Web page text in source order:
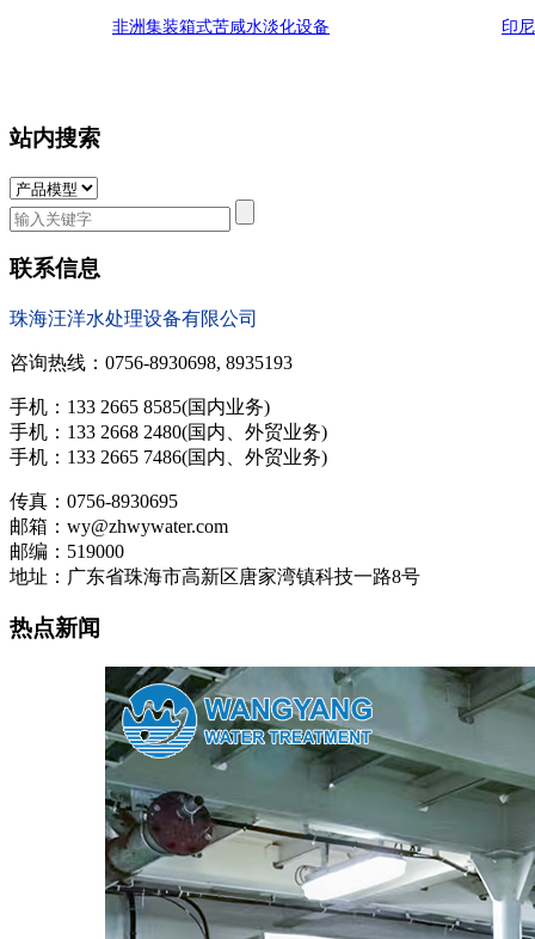
非洲集装箱式苦咸水淡化设备 印
站内搜索
联系信息
珠海汪洋水处理设备有限公司
咨询热线：0756-8930698, 8935193
手机：133 2665 8585(国内业务)
手机：133 2668 2480(国内、外贸业务)
手机：133 2665 7486(国内、外贸业务)
传真：0756-8930695
邮箱：wy@zhwywater.com
邮编：519000
地址：广东省珠海市高新区唐家湾镇科技一路8号
热点新闻